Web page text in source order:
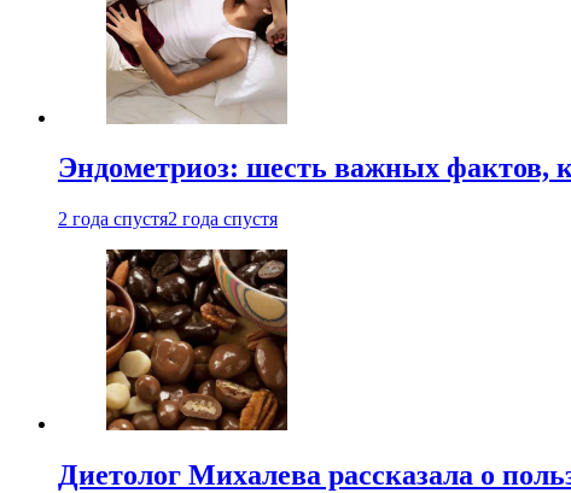
Эндометриоз: шесть важных фактов,
2 года спустя2 года спустя
Диетолог Михалева рассказала о